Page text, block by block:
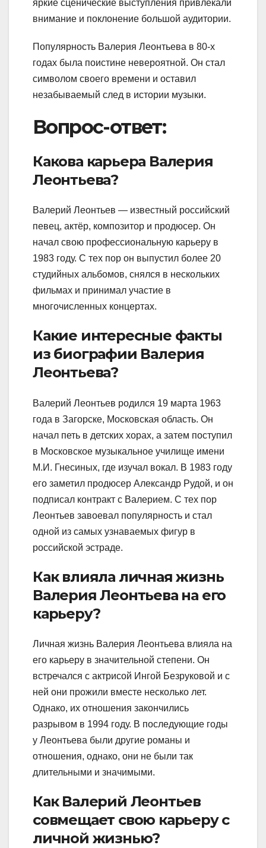
яркие сценические выступления привлекали
внимание и поклонение большой аудитории.
Популярность Валерия Леонтьева в 80-х
годах была поистине невероятной. Он стал
символом своего времени и оставил
незабываемый след в истории музыки.
Вопрос-ответ:
Какова карьера Валерия
Леонтьева?
Валерий Леонтьев — известный российский
певец, актёр, композитор и продюсер. Он
начал свою профессиональную карьеру в
1983 году. С тех пор он выпустил более 20
студийных альбомов, снялся в нескольких
фильмах и принимал участие в
многочисленных концертах.
Какие интересные факты
из биографии Валерия
Леонтьева?
Валерий Леонтьев родился 19 марта 1963
года в Загорске, Московская область. Он
начал петь в детских хорах, а затем поступил
в Московское музыкальное училище имени
М.И. Гнесиных, где изучал вокал. В 1983 году
его заметил продюсер Александр Рудой, и он
подписал контракт с Валерием. С тех пор
Леонтьев завоевал популярность и стал
одной из самых узнаваемых фигур в
российской эстраде.
Как влияла личная жизнь
Валерия Леонтьева на его
карьеру?
Личная жизнь Валерия Леонтьева влияла на
его карьеру в значительной степени. Он
встречался с актрисой Ингой Безруковой и с
ней они прожили вместе несколько лет.
Однако, их отношения закончились
разрывом в 1994 году. В последующие годы
у Леонтьева были другие романы и
отношения, однако, они не были так
длительными и значимыми.
Как Валерий Леонтьев
совмещает свою карьеру с
личной жизнью?